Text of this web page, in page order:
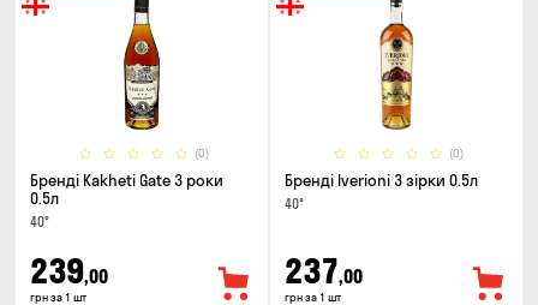
(0)
Бренді Kakheti Gate 3 роки
0.5л
40°
239,00
грн за 1 шт
(0)
Бренді Iverioni 3 зірки 0.5л
40°
237,00
грн за 1 шт